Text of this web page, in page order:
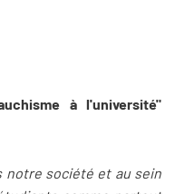
à l'université"
notre société et au sein